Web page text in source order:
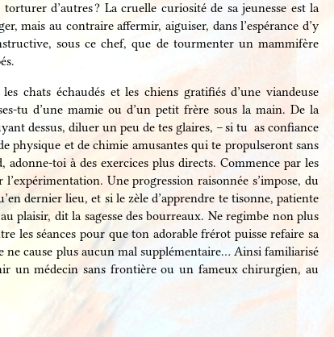
d’autres ? La cruelle curiosité de sa jeunesse est la
mais au contraire affermir, aiguiser, dans l’espérance d’y
sous ce chef, que de tourmenter un mammifère
chats échaudés et les chiens gratifiés d’une viandeuse
tu d’une mamie ou d’un petit frère sous la main. De la
dessus, diluer un peu de tes glaires, – si tu as confiance
physique et de chimie amusantes qui te propulseront sans
toi à des exercices plus directs. Commence par les
Une progression raisonnée s’impose, du
dernier lieu, et si le zèle d’apprendre te tisonne, patiente
plaisir, dit la sagesse des bourreaux. Ne regimbe non plus
les séances pour que ton adorable frérot puisse refaire sa
ne cause plus aucun mal supplémentaire… Ainsi familiarisé
un médecin sans frontière ou un fameux chirurgien, au